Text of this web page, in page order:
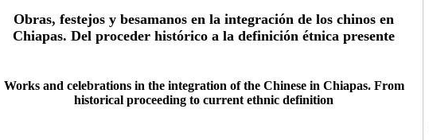
Obras, festejos y besamanos en la integración de los chinos en
Chiapas. Del proceder histórico a la definición étnica presente
Works and celebrations in the integration of the Chinese in Chiapas. From
historical proceeding to current ethnic definition